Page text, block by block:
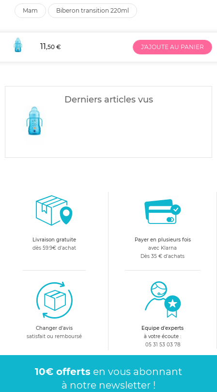
mam biberon transition 220ml
11,50 € J'AJOUTE AU PANIER
Derniers articles vus
Livraison gratuite
dès 59.9€ d'achat
Payer en plusieurs fois
avec Klarna
Dès 35 € d'achats
Changer d'avis
satisfait ou remboursé
Equipe d'experts
à votre écoute :
05 31 53 03 78
10€ offerts en vous abonnant
à notre newsletter !